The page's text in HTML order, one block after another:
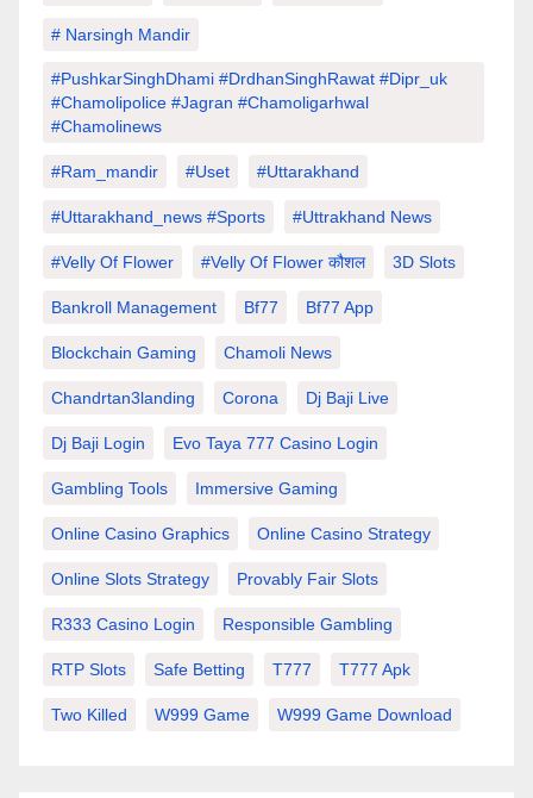
# Narsingh Mandir
#PushkarSinghDhami #drdhanSinghRawat #dipr_uk
#chamolipolice #Jagran #chamoligarhwal
#chamolinews
#Ram_mandir #uset #uttarakhand
#Uttarakhand_news #sports #Uttrakhand News
#velly Of Flower #velly Of Flower कौशल 3D Slots
Bankroll Management Bf77 Bf77 App
Blockchain Gaming Chamoli News
Chandrtan3landing Corona Dj Baji Live
Dj Baji Login Evo Taya 777 Casino Login
Gambling Tools Immersive Gaming
Online Casino Graphics Online Casino Strategy
Online Slots Strategy Provably Fair Slots
R333 Casino Login Responsible Gambling
RTP Slots Safe Betting T777 T777 Apk
Two Killed W999 Game W999 Game Download